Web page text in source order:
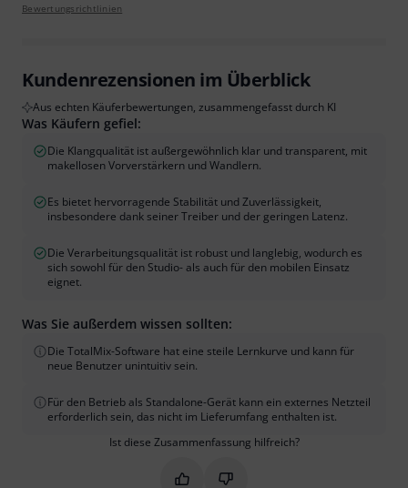
Bewertungsrichtlinien
Kundenrezensionen im Überblick
Aus echten Käuferbewertungen, zusammengefasst durch KI
Was Käufern gefiel:
Die Klangqualität ist außergewöhnlich klar und transparent, mit
makellosen Vorverstärkern und Wandlern.
Es bietet hervorragende Stabilität und Zuverlässigkeit,
insbesondere dank seiner Treiber und der geringen Latenz.
Die Verarbeitungsqualität ist robust und langlebig, wodurch es
sich sowohl für den Studio- als auch für den mobilen Einsatz
eignet.
Was Sie außerdem wissen sollten:
Die TotalMix-Software hat eine steile Lernkurve und kann für
neue Benutzer unintuitiv sein.
Für den Betrieb als Standalone-Gerät kann ein externes Netzteil
erforderlich sein, das nicht im Lieferumfang enthalten ist.
Ist diese Zusammenfassung hilfreich?
Markieren Sie diese
Markieren Sie diese